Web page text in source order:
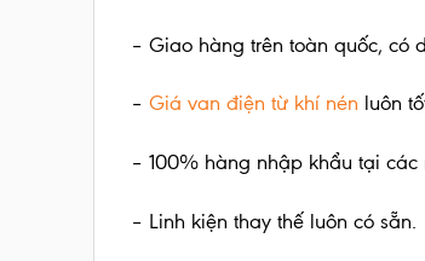
– Giao hàng trên toàn quốc, có
– Giá van điện từ khí nén luôn
– 100% hàng nhập khẩu tại
– Linh kiện thay thế luôn có sẵn.